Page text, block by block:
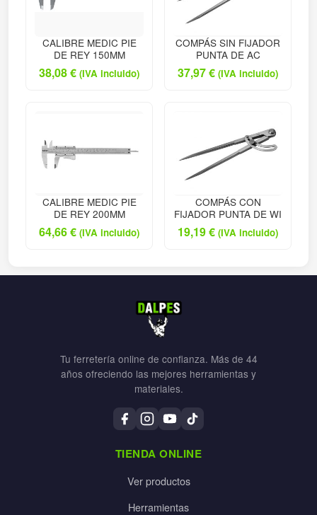
CALIBRE MEDIC PIE
DE REY 150MM
38,08€ (IVA incluido)
COMPÁS SIN FIJADOR
PUNTA DE AC
37,97€ (IVA incluido)
CALIBRE MEDIC PIE
DE REY 200MM
64,66€ (IVA incluido)
COMPÁS CON
FIJADOR PUNTA DE WI
19,19€ (IVA incluido)
Tu ferretería online de confianza. Más de 44
años ofreciendo las mejores herramientas y
materiales.
TIENDA ONLINE
Ver productos
Herramientas